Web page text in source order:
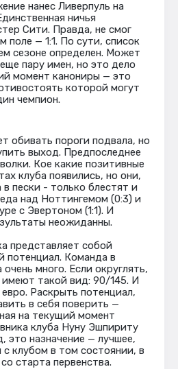
нанес Ливерпуль на
ничья
Сити. Правда, не смог
поле — 1:1. По сути, список
сезоне определен. Может
пару имен, но это дело
момент канониры — это
которой могут
чемпион.
обивать пороги подвала, но
выход. Предпоследнее
Кое какие позитивные
клуба появились, но они,
в пески - только блестят и
над Ноттингемом (0:3) и
с Эвертоном (1:1). И
неожиданны.
представляет собой
потенциал. Команда в
много. Если округлять,
такой вид: 90/145. И
Раскрыть потенциал,
в себя поверить —
на текущий момент
клуба Нуну Эшпириту
это назначение — лучшее,
с клубом в том состоянии, в
старта первенства.